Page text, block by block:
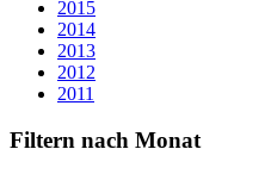
2015
2014
2013
2012
2011
Filtern nach Monat